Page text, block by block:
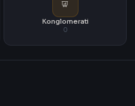
Konglomerati
0